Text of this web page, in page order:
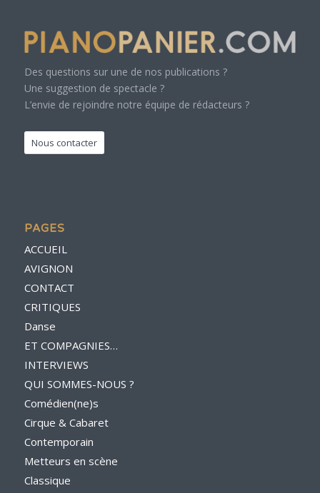
Des questions sur une de nos publications ?
Une suggestion de spectacle ?
L’envie de rejoindre notre équipe de rédacteurs ?
Nous contacter
PAGES
ACCUEIL
AVIGNON
CONTACT
CRITIQUES
Danse
ET COMPAGNIES…
INTERVIEWS
QUI SOMMES-NOUS ?
Comédien(ne)s
Cirque & Cabaret
Contemporain
Metteurs en scène
Classique